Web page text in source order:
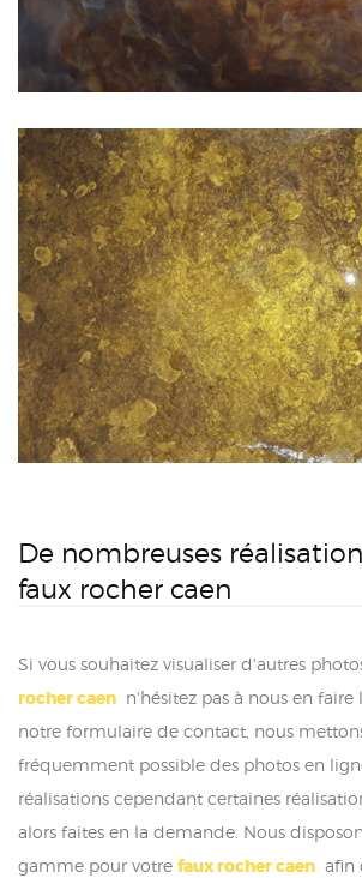
De nombreuses
faux rocher caen
Si vous souhaitez visualiser d'autres
rocher caen n'hésitez pas à nous en
notre formulaire de contact, nous
fréquemment possible des photos en
réalisations cependant certaines
alors faites en la demande. Nous
gamme pour votre faux rocher caen afin